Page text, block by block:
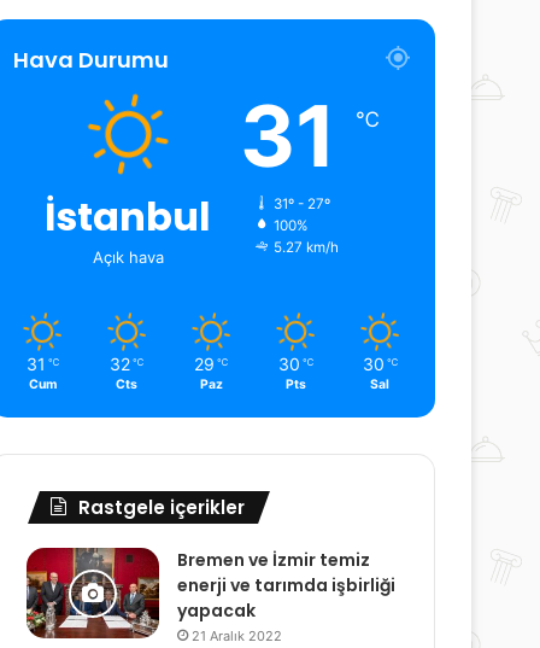
Hava Durumu
İstanbul
Açık hava
31 ℃
31º - 27º
100%
5.27 km/h
31 ℃
Cum
32 ℃
Cts
29 ℃
Paz
30 ℃
Pts
30 ℃
Sal
Rastgele içerikler
Bremen ve İzmir temiz
enerji ve tarımda işbirliği
yapacak
21 Aralık 2022